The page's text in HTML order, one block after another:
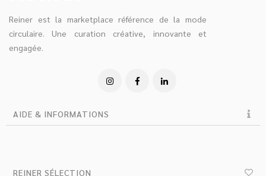
Reiner est la marketplace référence de la mode
circulaire. Une curation créative, innovante et
engagée.
AIDE & INFORMATIONS
REINER SÉLECTION